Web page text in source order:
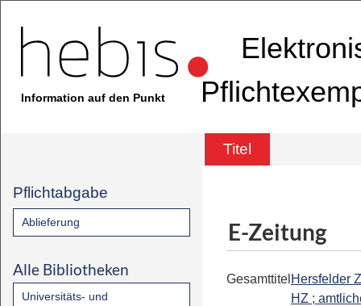
Information auf den Punkt
Titel
Pflichtabgabe
Ablieferung
Alle Bibliotheken
Universitäts- und
E-Zeitung
Gesamttitel Hersfelder
HZ ;